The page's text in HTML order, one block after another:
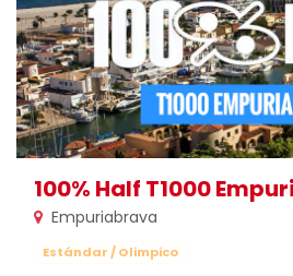
100% Half T1000
Empuriabrava
Estándar / Olimpico